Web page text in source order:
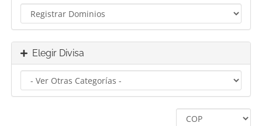
Elegir Divisa